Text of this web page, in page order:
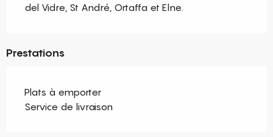
del Vidre, St André, Ortaffa et Elne.
Prestations
Plats à emporter
Service de livraison